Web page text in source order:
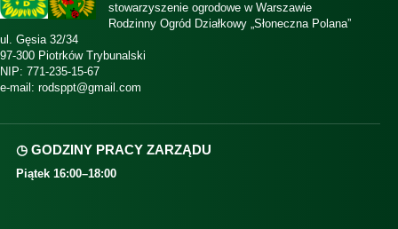
stowarzyszenie ogrodowe w Warszawie
Rodzinny Ogród Działkowy „Słoneczna Polana”
ul. Gęsia 32/34
97-300 Piotrków Trybunalski
NIP: 771-235-15-67
e-mail: rodsppt@gmail.com
◷ GODZINY PRACY ZARZĄDU
Piątek 16:00–18:00